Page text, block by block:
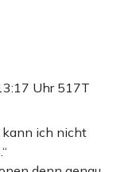
Uhr 517T
kann ich nicht